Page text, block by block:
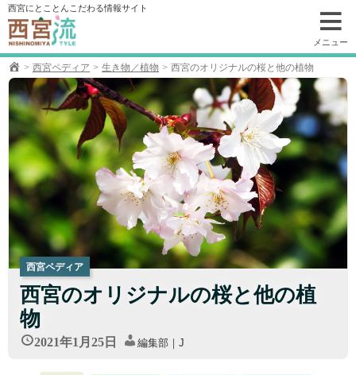
コ
ン
テ
ン
ツ
へ
移
西宮にとことんこだわる情報サイト
メニュー
西宮ペディア 生き物／植物 西宮のオリジナルの桜と他の植物
西宮ペディア
西宮のオリジナルの桜と他の植
物
2021年1月25日 編集部｜J